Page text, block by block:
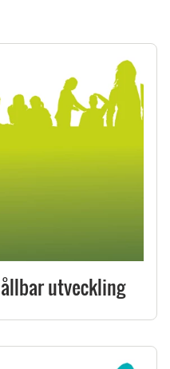
utveckling